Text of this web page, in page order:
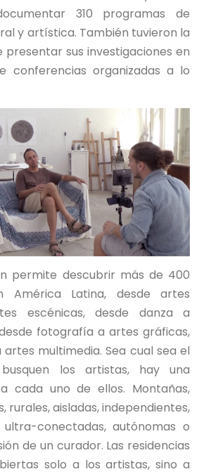
310 programas de
y artística. También tuvieron la
presentar sus investigaciones en
conferencias organizadas a lo
permite descubrir más de 400
América Latina, desde artes
escénicas, desde danza a
fotografía a artes gráficas,
multimedia. Sea cual sea el
los artistas, hay una
cada uno de ellos. Montañas,
rurales, aisladas, independientes,
ultra-conectadas, autónomas o
de un curador. Las residencias
solo a los artistas, sino a